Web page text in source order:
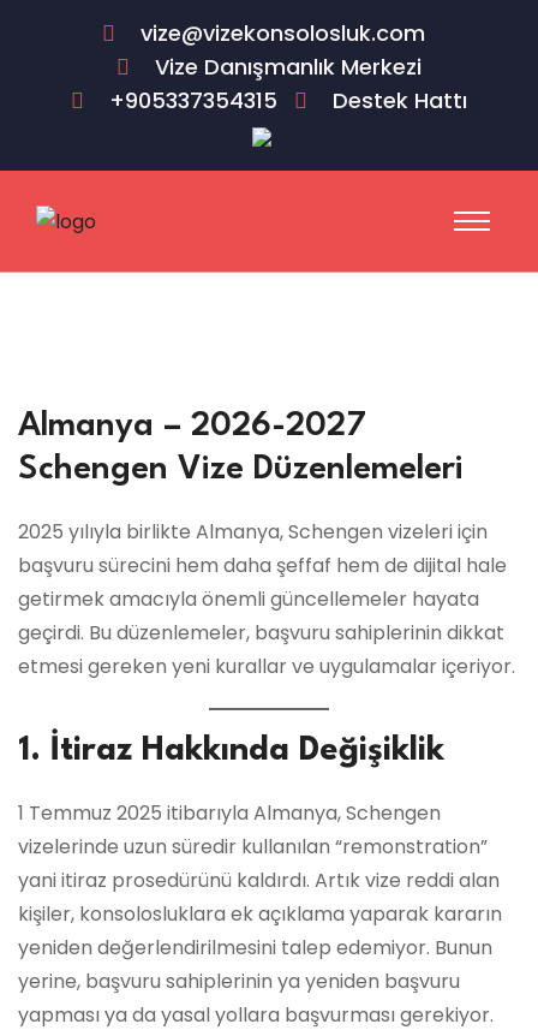
vize@vizekonsolosluk.com
Vize Danışmanlık Merkezi
+905337354315
Destek Hattı
Almanya – 2026-2027
Schengen Vize Düzenlemeleri
2025 yılıyla birlikte Almanya, Schengen vizeleri için
başvuru sürecini hem daha şeffaf hem de dijital hale
getirmek amacıyla önemli güncellemeler hayata
geçirdi. Bu düzenlemeler, başvuru sahiplerinin dikkat
etmesi gereken yeni kurallar ve uygulamalar içeriyor.
1. İtiraz Hakkında Değişiklik
1 Temmuz 2025 itibarıyla Almanya, Schengen
vizelerinde uzun süredir kullanılan “remonstration”
yani itiraz prosedürünü kaldırdı. Artık vize reddi alan
kişiler, konsolosluklara ek açıklama yaparak kararın
yeniden değerlendirilmesini talep edemiyor. Bunun
yerine, başvuru sahiplerinin ya yeniden başvuru
yapması ya da yasal yollara başvurması gerekiyor.